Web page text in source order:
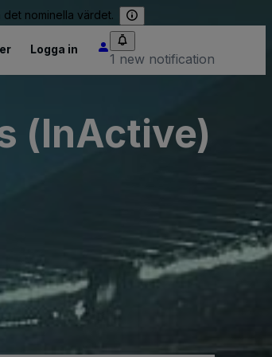
nominella värdet.
Logga in
1 new notification
(InActive)